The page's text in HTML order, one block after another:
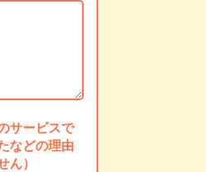
サービスで
などの理由
ん）